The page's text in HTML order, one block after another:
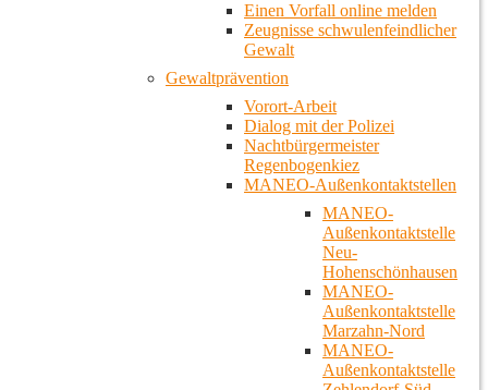
Einen Vorfall online melden
Zeugnisse schwulenfeindlicher
Gewalt
Gewaltprävention
Vorort-Arbeit
Dialog mit der Polizei
Nachtbürgermeister
Regenbogenkiez
MANEO-Außenkontaktstellen
MANEO-
Außenkontaktstelle
Neu-
Hohenschönhausen
MANEO-
Außenkontaktstelle
Marzahn-Nord
MANEO-
Außenkontaktstelle